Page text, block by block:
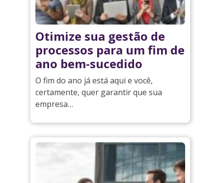
Otimize sua gestão de
processos para um fim de
ano bem-sucedido
O fim do ano já está aqui e você,
certamente, quer garantir que sua
empresa…